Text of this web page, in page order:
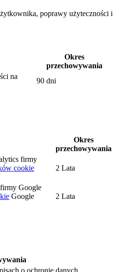
poprawy użyteczności i
Okres
przechowywania
na
90 dni
Okres
przechowywania
firmy
cookie
2 Lata
Google
Google
2 Lata
o ochronie danych